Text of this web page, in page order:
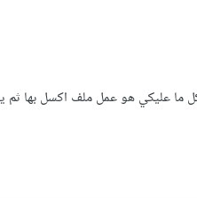
ما عليكي هو عمل ملف اكسل بها ثم